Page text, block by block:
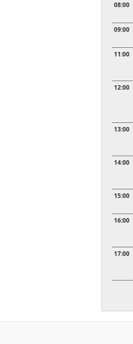
08:00
09:00
11:00
12:00
13:00
14:00
15:00
16:00
17:00